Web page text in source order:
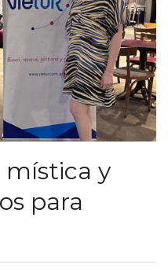
mística y
para